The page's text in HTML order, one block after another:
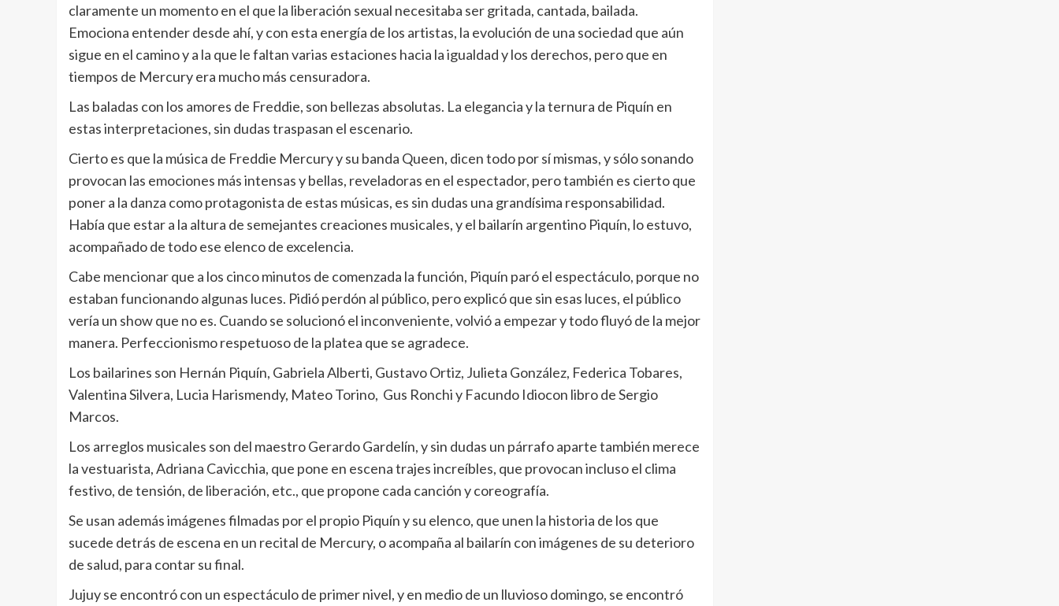
claramente un momento en el que la liberación sexual necesitaba ser gritada, cantada, bailada.
Emociona entender desde ahí, y con esta energía de los artistas, la evolución de una sociedad que aún
sigue en el camino y a la que le faltan varias estaciones hacia la igualdad y los derechos, pero que en
tiempos de Mercury era mucho más censuradora.
Las baladas con los amores de Freddie, son bellezas absolutas. La elegancia y la ternura de Piquín en
estas interpretaciones, sin dudas traspasan el escenario.
Cierto es que la música de Freddie Mercury y su banda Queen, dicen todo por sí mismas, y sólo sonando
provocan las emociones más intensas y bellas, reveladoras en el espectador, pero también es cierto que
poner a la danza como protagonista de estas músicas, es sin dudas una grandísima responsabilidad.
Había que estar a la altura de semejantes creaciones musicales, y el bailarín argentino Piquín, lo estuvo,
acompañado de todo ese elenco de excelencia.
Cabe mencionar que a los cinco minutos de comenzada la función, Piquín paró el espectáculo, porque no
estaban funcionando algunas luces. Pidió perdón al público, pero explicó que sin esas luces, el público
vería un show que no es. Cuando se solucionó el inconveniente, volvió a empezar y todo fluyó de la mejor
manera. Perfeccionismo respetuoso de la platea que se agradece.
Los bailarines son Hernán Piquín, Gabriela Alberti, Gustavo Ortiz, Julieta González, Federica Tobares,
Valentina Silvera, Lucia Harismendy, Mateo Torino, Gus Ronchi y Facundo Idiocon libro de Sergio
Marcos.
Los arreglos musicales son del maestro Gerardo Gardelín, y sin dudas un párrafo aparte también merece
la vestuarista, Adriana Cavicchia, que pone en escena trajes increíbles, que provocan incluso el clima
festivo, de tensión, de liberación, etc., que propone cada canción y coreografía.
Se usan además imágenes filmadas por el propio Piquín y su elenco, que unen la historia de los que
sucede detrás de escena en un recital de Mercury, o acompaña al bailarín con imágenes de su deterioro
de salud, para contar su final.
Jujuy se encontró con un espectáculo de primer nivel, y en medio de un lluvioso domingo, se encontró